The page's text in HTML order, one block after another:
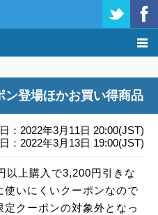
識
法
セール
登場ほかお買い得商品
：2022年3月11日 20:00(JST)
：2022年3月13日 19:00(JST)
以上購入で3,200円引きな
いにくいクーポンなので
クーポンの対象外となっ